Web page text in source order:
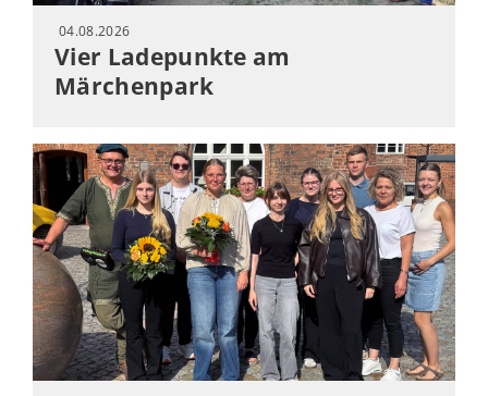
04.08.2026
Vier Ladepunkte am
Märchenpark